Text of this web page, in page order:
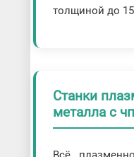
толщиной до
Станки
металла с